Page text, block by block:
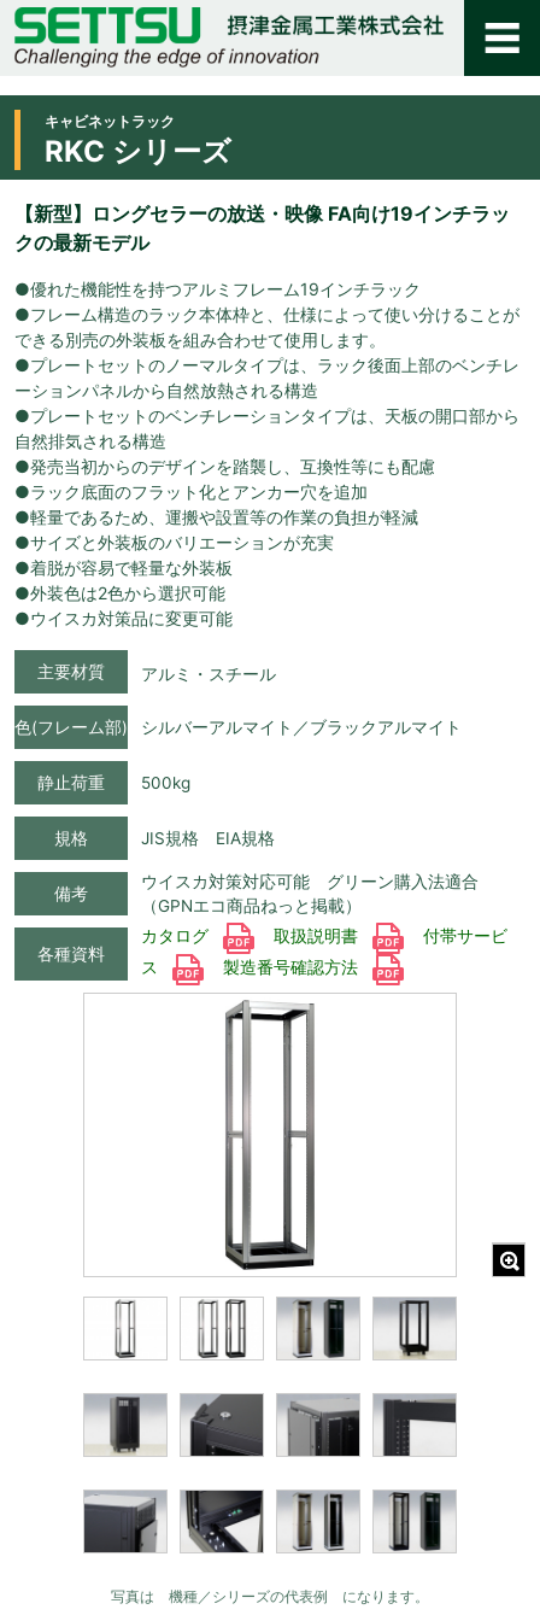
キャビネットラック
RKC シリーズ
【新型】ロングセラーの放送・映像 FA向け19インチラッ
クの最新モデル
●優れた機能性を持つアルミフレーム19インチラック
●フレーム構造のラック本体枠と、仕様によって使い分けることが
できる別売の外装板を組み合わせて使用します。
●プレートセットのノーマルタイプは、ラック後面上部のベンチレ
ーションパネルから自然放熱される構造
●プレートセットのベンチレーションタイプは、天板の開口部から
自然排気される構造
●発売当初からのデザインを踏襲し、互換性等にも配慮
●ラック底面のフラット化とアンカー穴を追加
●軽量であるため、運搬や設置等の作業の負担が軽減
●サイズと外装板のバリエーションが充実
●着脱が容易で軽量な外装板
●外装色は2色から選択可能
●ウイスカ対策品に変更可能
主要材質 アルミ・スチール
色(フレーム部) シルバーアルマイト／ブラックアルマイト
静止荷重 500kg
規格 JIS規格 EIA規格
備考
ウイスカ対策対応可能 グリーン購入法適合
（GPNエコ商品ねっと掲載）
各種資料
カタログ 取扱説明書
付帯サービ
ス
製造番号確認方法
写真は 機種／シリーズの代表例 になります。